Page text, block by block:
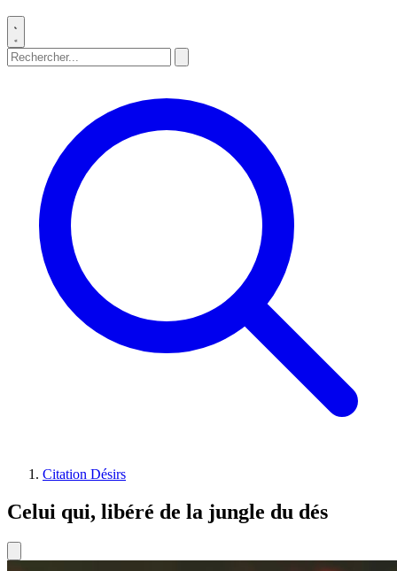
Citation Désirs
Celui qui, libéré de la jungle du dés